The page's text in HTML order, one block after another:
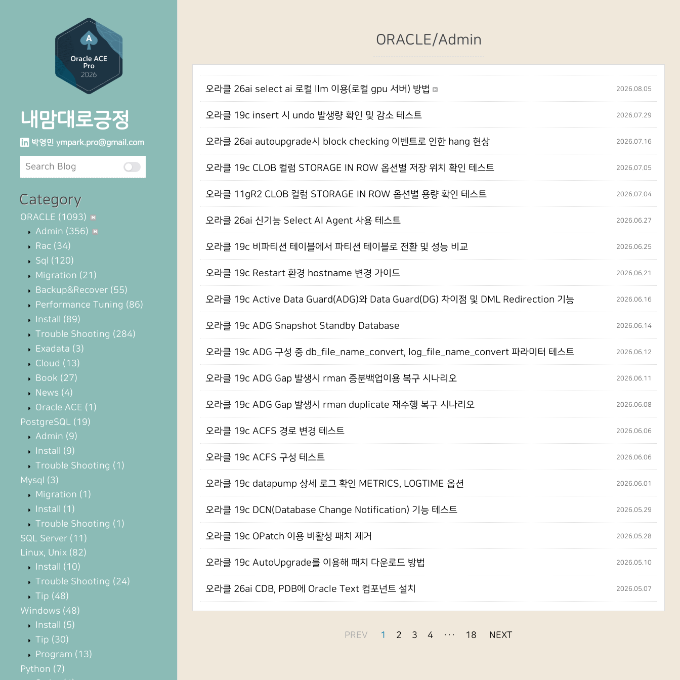
내맘대로긍정
박영민 ympark.pro@gmail.com
Category
ORACLE (1093)
Admin (356)
Rac (34)
Sql (120)
Migration (21)
Backup&Recover (55)
Performance Tuning (86)
Install (89)
Trouble Shooting (284)
Exadata (3)
Cloud (13)
Book (27)
News (4)
Oracle ACE (1)
PostgreSQL (19)
Admin (9)
Install (9)
Trouble Shooting (1)
Mysql (3)
Migration (1)
Install (1)
Trouble Shooting (1)
SQL Server (11)
Linux, Unix (82)
Install (10)
Trouble Shooting (24)
Tip (48)
Windows (48)
Install (5)
Tip (30)
Program (13)
Python (7)
ORACLE/Admin
오라클 26ai select ai 로컬 llm 이용(로컬 gpu 서버) 방법 2026.08.05
오라클 19c insert 시 undo 발생량 확인 및 감소 테스트 2026.07.29
오라클 26ai autoupgrade시 block checking 이벤트로 인한 hang 현상 2026.07.16
오라클 19c CLOB 컬럼 STORAGE IN ROW 옵션별 저장 위치 확인 테스트 2026.07.05
오라클 11gR2 CLOB 컬럼 STORAGE IN ROW 옵션별 용량 확인 테스트 2026.07.04
오라클 26ai 신기능 Select AI Agent 사용 테스트 2026.06.27
오라클 19c 비파티션 테이블에서 파티션 테이블로 전환 및 성능 비교 2026.06.25
오라클 19c Restart 환경 hostname 변경 가이드 2026.06.21
오라클 19c Active Data Guard(ADG)와 Data Guard(DG) 차이점 및 DML Redirection 기능 2026.06.16
오라클 19c ADG Snapshot Standby Database 2026.06.14
오라클 19c ADG 구성 중 db_file_name_convert, log_file_name_convert 파라미터 테스트 2026.06.12
오라클 19c ADG Gap 발생시 rman 증분백업이용 복구 시나리오 2026.06.11
오라클 19c ADG Gap 발생시 rman duplicate 재수행 복구 시나리오 2026.06.08
오라클 19c ACFS 경로 변경 테스트 2026.06.06
오라클 19c ACFS 구성 테스트 2026.06.06
오라클 19c datapump 상세 로그 확인 METRICS, LOGTIME 옵션 2026.06.01
오라클 19c DCN(Database Change Notification) 기능 테스트 2026.05.29
오라클 19c OPatch 이용 비활성 패치 제거 2026.05.28
오라클 19c AutoUpgrade를 이용해 패치 다운로드 방법 2026.05.10
오라클 26ai CDB, PDB에 Oracle Text 컴포넌트 설치 2026.05.07
PREV 1 2 3 4 ··· 18 NEXT